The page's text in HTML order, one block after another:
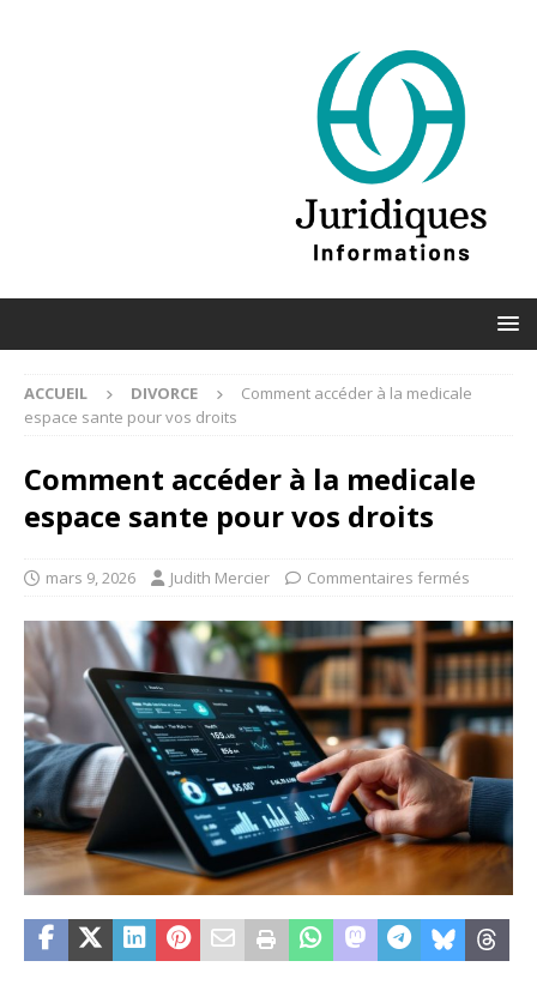
ACCUEIL DIVORCE
Comment accéder à la medicale
espace sante pour vos droits
Comment accéder à la medicale
espace sante pour vos droits
mars 9, 2026 Judith Mercier Commentaires fermés